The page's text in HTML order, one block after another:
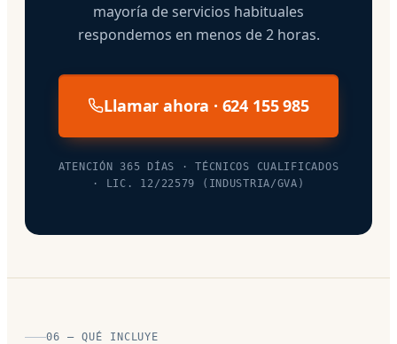
mayoría de servicios habituales
respondemos en menos de 2 horas.
Llamar ahora · 624 155 985
ATENCIÓN 365 DÍAS · TÉCNICOS CUALIFICADOS
· LIC. 12/22579 (INDUSTRIA/GVA)
06 — QUÉ INCLUYE